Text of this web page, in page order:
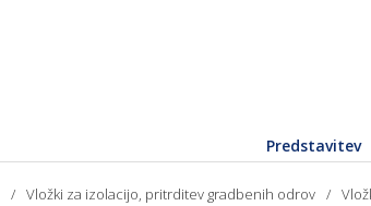
Predstavitev
/ Vložki za izolacijo, pritrditev gradbenih odrov /